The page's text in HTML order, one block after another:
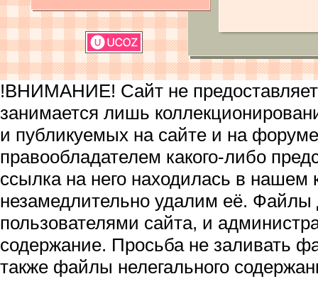
!ВНИМАНИЕ! Сайт не предоставляет
занимается лишь
и публикуемых на сайте и на
правообладателем какого-либо
ссылка на него находилась в
незамедлительно удалим её.
пользователями сайта, и
содержание. Просьба не заливать
также файлы нелегального